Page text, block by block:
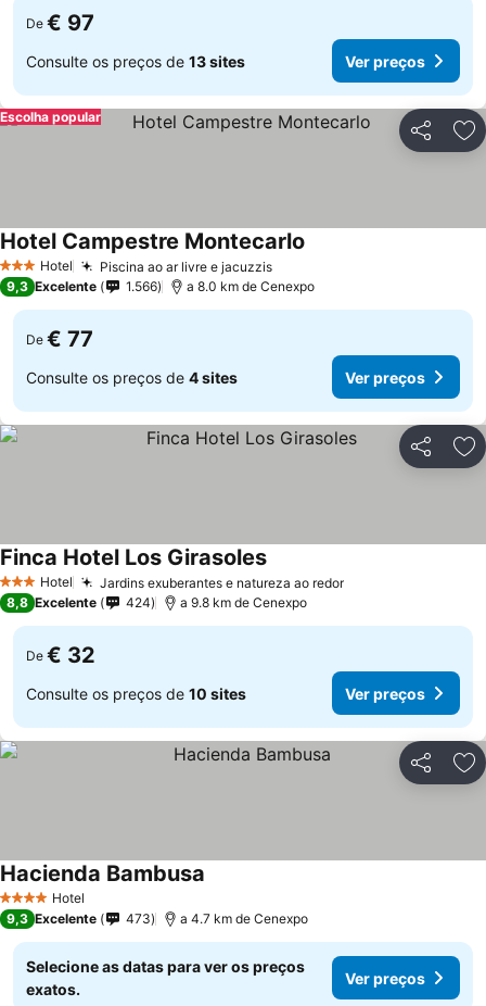
De € 97
Consulte os preços de 13 sites Ver preços
Partilhar
Escolha popular
3 EstrelasHotel Piscina ao ar livre e jacuzzisVer preços
Hotel Campestre Montecarlo
9,3 Excelente 1.566 a 8.0 km de Cenexpo
De € 77
Consulte os preços de 4 sites Ver preços
Partilhar
3 EstrelasHotel Jardins exuberantes e natureza ao redorVer preços
Finca Hotel Los GirasolesVer preços
8,8 Excelente 424 a 9.8 km de Cenexpo
De € 32
Consulte os preços de 10 sites Ver preços
Partilhar
4 EstrelasHotel
Hacienda Bambusa
9,3 Excelente 473 a 4.7 km de Cenexpo
Selecione as datas para ver os preços
exatos.
Ver preços